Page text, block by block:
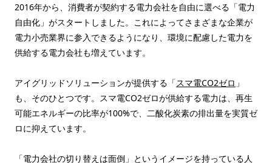
2016年から、消費者が契約する電力会社を自由に選べる「電力
自由化」がスタートしました。これによってさまざまな企業が
電力小売業界に参入できるようになり、環境に配慮した電力を
供給する電力会社も増えています。
アイグリッドソリューションが提供する「スマ電CO2ゼロ 」
も、そのひとつです。スマ電CO2ゼロが供給する電力は、再生
可能エネルギーの比率が100%で、二酸化炭素の排出量を実質ゼ
ロに抑えています。
「電力会社の切り替えは面倒」というイメージを持っている人